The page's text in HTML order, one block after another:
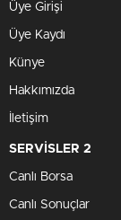
Üye Girişi
Üye Kaydı
Künye
Hakkımızda
İletişim
SERVİSLER 2
Canlı Borsa
Canlı Sonuçlar